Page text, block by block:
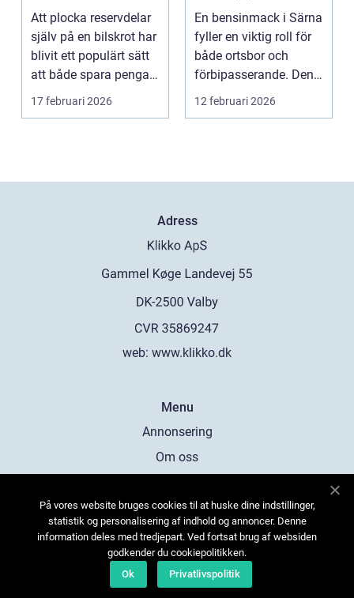
bildelar
Att plocka reservdelar
själv på en bilskrot har
blivit ett populärt sätt
att både spara pengar
och g...
17 februari 2026
tanka
En bensinmack i Särna
fyller en viktig roll för
både ortsbor och
förbipasserande. Den
fungerar som e...
12 februari 2026
Adress
web: www.klikko.dk
Menu
Annonsering
Om oss
Kontakta oss
Sitemap
På vores website bruges cookies til at huske dine indstillinger,
statistik og personalisering af indhold og annoncer. Denne
information deles med tredjepart. Ved fortsat brug af websiden
godkender du cookiepolitikken.
Ok
Privatlivspolitik